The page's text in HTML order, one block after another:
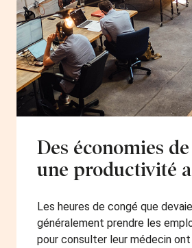
Des économies
une productivité
Les heures de congé que
généralement prendre les
pour consulter leur médecin